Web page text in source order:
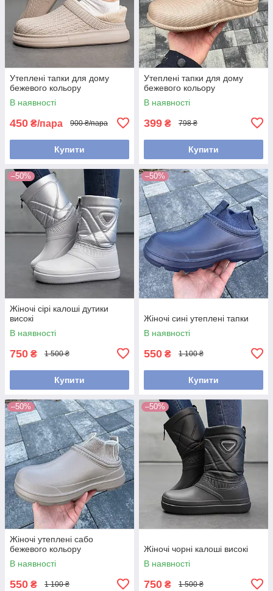
Утеплені тапки для дому
бежевого кольору
В наявності
450 ₴/пара 900 ₴/пара
Купити
Утеплені тапки для дому
бежевого кольору
В наявності
399 ₴ 798 ₴
Купити
–50%
Жіночі сірі калоші дутики
високі
В наявності
750 ₴ 1 500 ₴
Купити
–50%
Жіночі сині утеплені тапки
В наявності
550 ₴ 1 100 ₴
Купити
–50%
Жіночі утеплені сабо
бежевого кольору
В наявності
550 ₴ 1 100 ₴
–50%
Жіночі чорні калоші високі
В наявності
750 ₴ 1 500 ₴